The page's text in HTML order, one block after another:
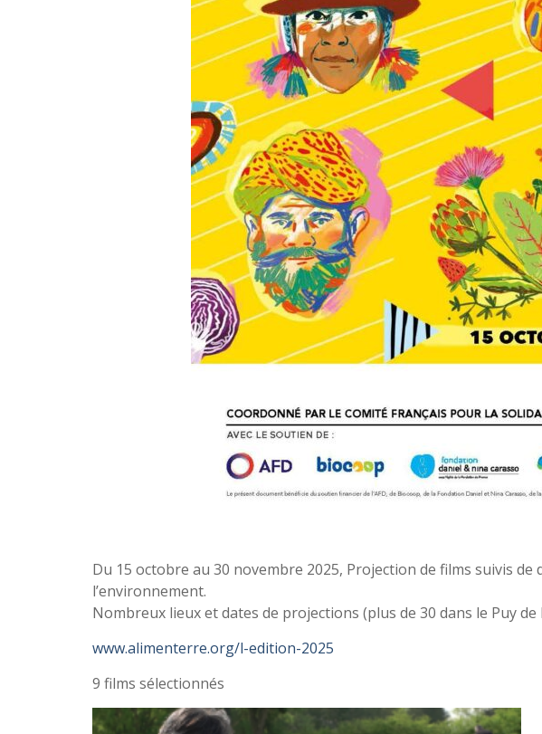
Du 15 octobre au 30 novembre 2025, Projection de films suivis
l’environnement.
Nombreux lieux et dates de projections (plus de 30 dans le Puy de
www.alimenterre.org/l-edition-2025
9 films sélectionnés